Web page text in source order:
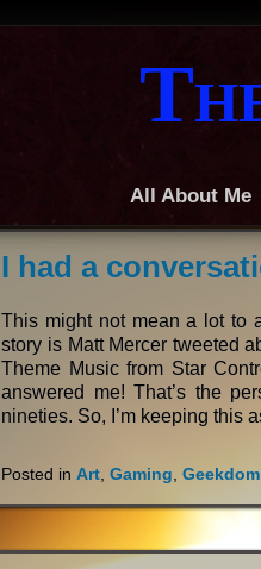
All About Me
I had a
This might not mean a lot to
story is Matt Mercer tweeted
Theme Music from Star
answered me! That’s the
nineties. So, I’m keeping this
Posted inArt ,Gaming ,Geekdom